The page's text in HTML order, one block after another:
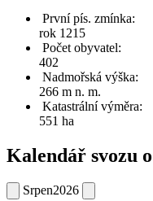
První pís. zmínka:
rok 1215
Počet obyvatel:
402
Nadmořská výška:
266 m n. m.
Katastrální výměra:
551 ha
Kalendář svozu
Srpen2026